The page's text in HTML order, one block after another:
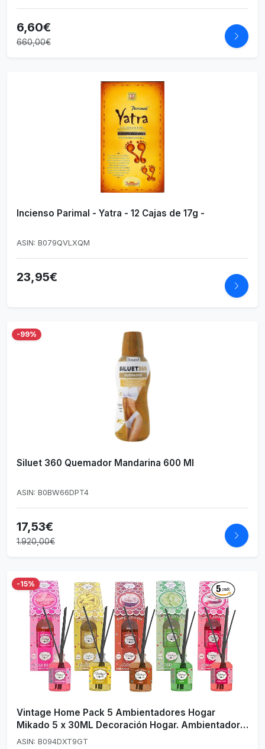
6,60€
660,00€
Incienso Parimal - Yatra - 12 Cajas de 17g -
ASIN: B079QVLXQM
23,95€
-99%
Siluet 360 Quemador Mandarina 600 Ml
ASIN: B0BW66DPT4
17,53€
1.920,00€
-15%
Vintage Home Pack 5 Ambientadores Hogar
Mikado 5 x 30ML Decoración Hogar. Ambientador
Varillas. Fresa y Nata, Coco, Plátano, Melón y
ASIN: B094DXT9GT